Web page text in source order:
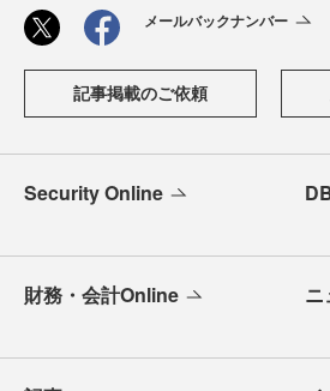
メールバックナンバー
記事掲載のご依頼
Security Online
財務・会計Online ニ